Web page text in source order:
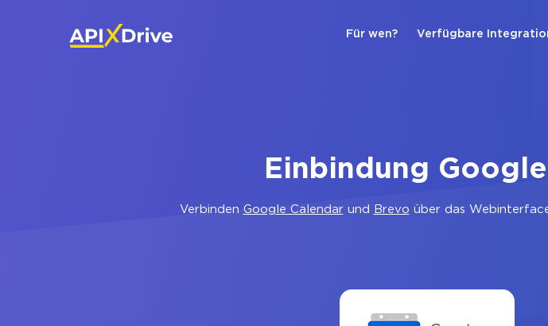
Für wen? Verfügbare
Einbindung
Verbinden Google Calendarund Brevo über das